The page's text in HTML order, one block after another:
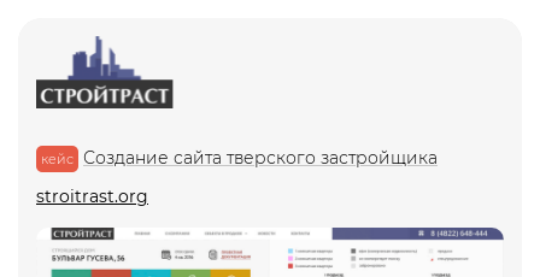
кейс Создание сайта тверского застройщика
stroitrast.org